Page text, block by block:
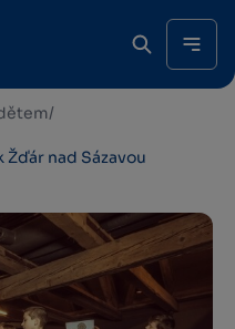
/
nad Sázavou